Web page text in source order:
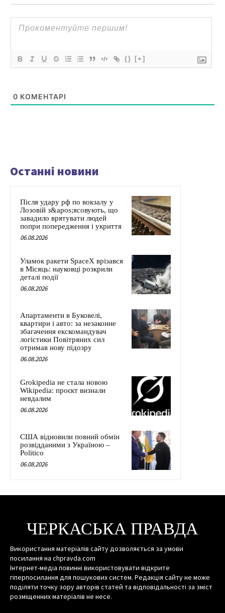
{} [+]
0 КОМЕНТАРІ
Останні новини
Після удару рф по вокзалу у
Лозовій з&apos;ясовують, що
завадило врятувати людей
попри попередження і укриття
06.08.2026
Уламок ракети SpaceX врізався
в Місяць: науковці розкрили
деталі події
06.08.2026
Апартаменти в Буковелі,
квартири і авто: за незаконне
збагачення екскомандувач
логістики Повітряних сил
отримав нову підозру
06.08.2026
Grokipedia не стала новою
Wikipedia: проєкт визнали
невдалим
06.08.2026
США відновили повний обмін
розвідданими з Україною –
Politico
06.08.2026
ЧЕРКАСЬКА ПРАВДА
Використання матеріалів сайту дозволяється за умови
посилання на chpravda.com
Інтернет-медіа повинні використовувати відкрите
гіперпосилання для пошукових систем. Редакція сайту не може
поділяти точку зору авторів статей та відповідальності за зміст
розміщенних матеріалів не несе.